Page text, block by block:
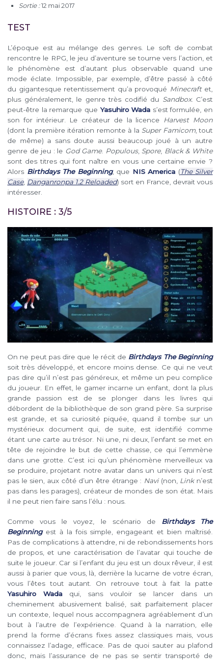
Sortie :12 mai 2017
TEST
L’époque est au mélange des genres. Le soft de combat
rencontre le RPG, le jeu d’aventure se tourne vers l’action, et
le phénomène est d’autant plus observable quand une
mode éclate. Impossible, par exemple, d’être passé à côté
du gigantesque retentissement qu’a provoqué Minecraftet,
plus généralement, le genre très codifié du Sandbox. C’est
peut-être la remarque que Yasuhiro Wada s’est formulée, en
son for intérieur. Le créateur de la licence
Harvest Moon
(dont la première itération remonte à la Super Famicom, tout
de même) a sans doute aussi beaucoup joué à un autre
genre de jeu : le God Game. Populous, Spore, Black & White
sont des titres qui font naître en vous une certaine envie ?
Alors Birthdays The Beginning, que NIS America (The Silver
Case, Danganronpa 1.2 Reloaded) sort en France, devrait vous
intéresser.
HISTOIRE : 3/5
On ne peut pas dire que le récit de Birthdays The Beginning
soit très développé, et encore moins dense. Ce qui ne veut
pas dire qu’il n’est pas généreux, et même un peu complice
du joueur. En effet, le gamer incarne un enfant, dont la plus
grande passion est de se plonger dans les livres qui
débordent de la bibliothèque de son grand père. Sa surprise
est grande, et sa curiosité piquée, quand il tombe sur un
mystérieux document qui, de suite, est identifié comme
étant une carte au trésor. Ni une, ni deux, l’enfant se met en
tête de rejoindre le but de cette chasse, ce qui l’emmène
dans une grotte. C’est ici qu’un phénomène merveilleux va
se produire, projetant notre avatar dans un univers qui n’est
pas le sien, aux côté d’un être étrange : Navi(non, Linkn’est
pas dans les parages), créateur de mondes de son état. Mais
il ne peut rien faire sans l’élu : nous.
Comme vous le voyez, le scénario de Birthdays The
Beginningest à la fois simple, engageant et bien maîtrisé.
Pas de complications à attendre, ni de rebondissements hors
de propos, et une caractérisation de l’avatar qui touche de
suite le joueur. Car si l’enfant du jeu est un doux rêveur, il est
aussi à parier que vous, là, derrière la lucarne de votre écran,
vous l’êtes tout autant. On retrouve tout à fait la patte
Yasuhiro Wadaqui, sans vouloir se lancer dans un
cheminement abusivement balisé, sait parfaitement placer
un contexte, lequel nous accompagnera agréablement d’un
bout à l’autre de l’expérience. Quand à la narration, elle
prend la forme d’écrans fixes assez classiques mais, vous
connaissez l’adage, efficace. Pas de quoi sauter au plafond
donc, mais l’assurance de ne pas se sentir transporté de